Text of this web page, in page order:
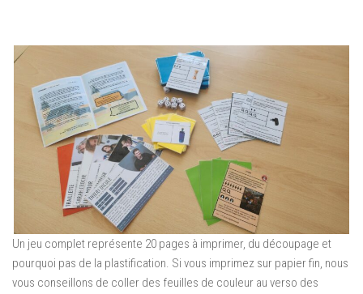
Un jeu complet représente 20 pages à imprimer, du découpage et
pourquoi pas de la plastification. Si vous imprimez sur papier fin, nous
vous conseillons de coller des feuilles de couleur au verso des